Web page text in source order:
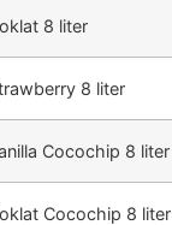
8 liter
8 liter
Cocochip 8 liter
Cocochip 8 liter